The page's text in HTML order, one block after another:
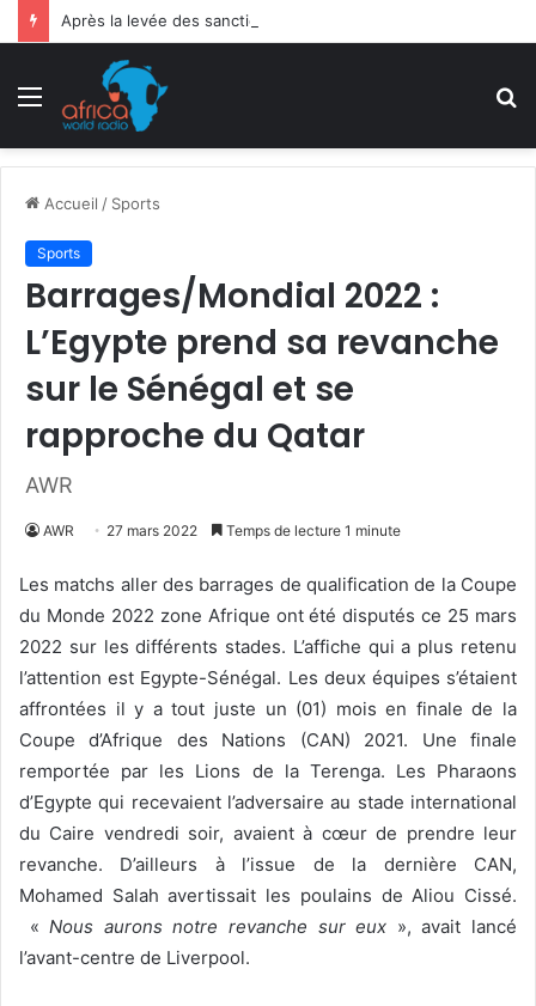
Menu
Accueil / Sports
Sports
Barrages/Mondial 2022 :
L’Egypte prend sa revanche
sur le Sénégal et se
rapproche du Qatar
AWR
AWR 27 mars 2022 Temps de lecture 1 minute
Les matchs aller des barrages de qualification de la Coupe
du Monde 2022 zone Afrique ont été disputés ce 25 mars
2022 sur les différents stades. L’affiche qui a plus retenu
l’attention est Egypte-Sénégal. Les deux équipes s’étaient
affrontées il y a tout juste un (01) mois en finale de la
Coupe d’Afrique des Nations (CAN) 2021. Une finale
remportée par les Lions de la Terenga. Les Pharaons
d’Egypte qui recevaient l’adversaire au stade international
du Caire vendredi soir, avaient à cœur de prendre leur
revanche. D’ailleurs à l’issue de la dernière CAN,
Mohamed Salah avertissait les poulains de Aliou Cissé.
«Nous aurons notre revanche sur eux », avait lancé
l’avant-centre de Liverpool.